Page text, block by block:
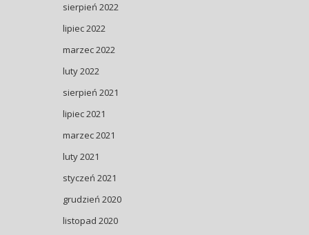
sierpień 2022
lipiec 2022
marzec 2022
luty 2022
sierpień 2021
lipiec 2021
marzec 2021
luty 2021
styczeń 2021
grudzień 2020
listopad 2020